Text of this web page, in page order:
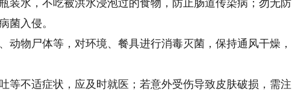
水，不吃被洪水浸泡过的食物，防止肠道传染病；勿无防
菌入侵。
物尸体等，对环境、餐具进行消毒灭菌，保持通风干燥，
不适症状，应及时就医；若意外受伤导致皮肤破损，需注